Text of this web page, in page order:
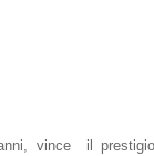
vince il